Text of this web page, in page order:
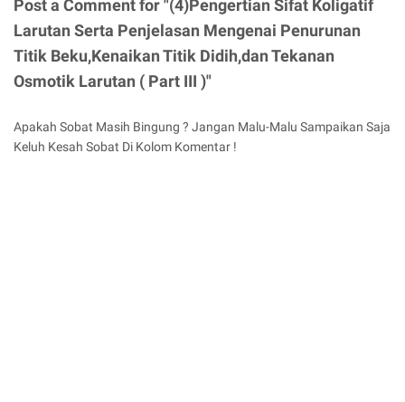
Post a Comment for "(4)Pengertian Sifat Koligatif
Larutan Serta Penjelasan Mengenai Penurunan
Titik Beku,Kenaikan Titik Didih,dan Tekanan
Osmotik Larutan ( Part III )"
Apakah Sobat Masih Bingung ? Jangan Malu-Malu Sampaikan Saja
Keluh Kesah Sobat Di Kolom Komentar !